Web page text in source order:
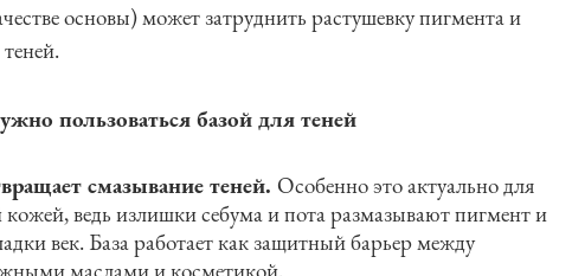
основы) может затруднить растушевку пигмента и
пользоваться базой для теней
смазывание теней. Особенно это актуально для
ведь излишки себума и пота размазывают пигмент и
век. База работает как защитный барьер между